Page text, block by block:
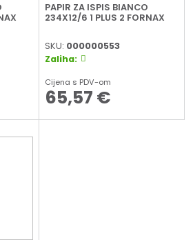
PAPIR ZA ISPIS BIANCO
234X12/6 1 PLUS 2 FORNAX
SKU: 000000553
Zaliha:
Cijena s PDV-om
65,57 €